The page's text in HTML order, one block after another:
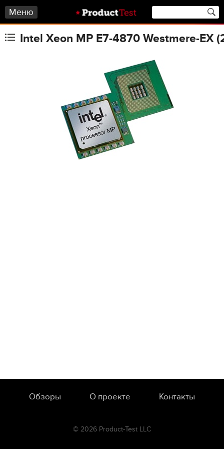
Меню
Intel Xeon MP E7-4870 Westmere-EX
Обзоры О проекте Контакты
© 2026 Product-Test LLC